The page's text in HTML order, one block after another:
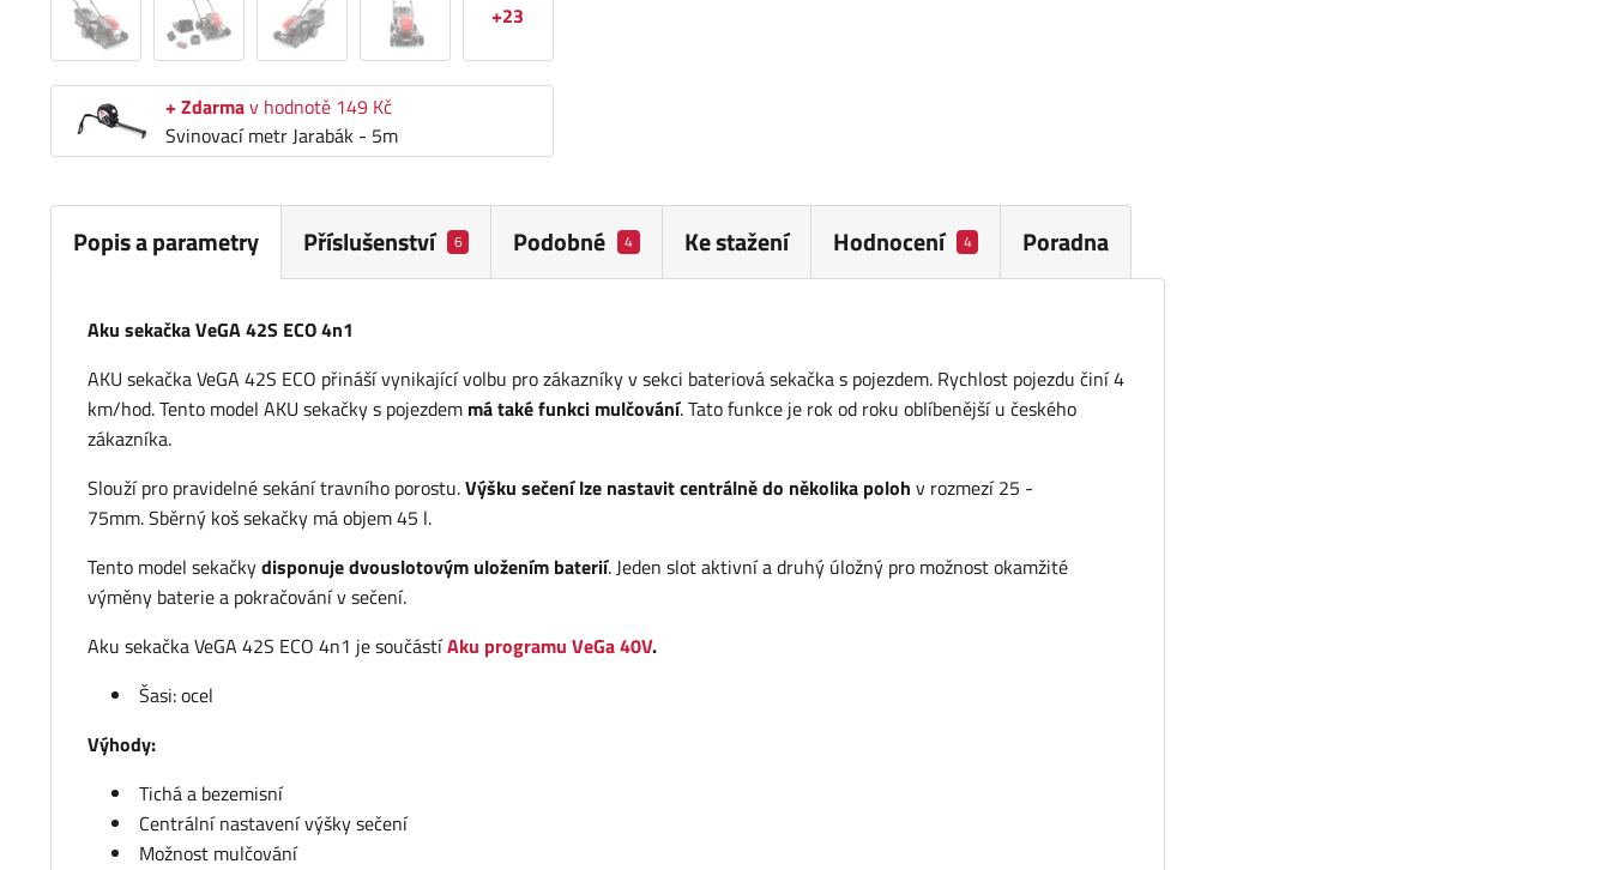
+23
+ Zdarmav hodnotě 149 Kč
Svinovací metr Jarabák - 5m
Popis a parametry Příslušenství 6 Podobné 4 Ke stažení Hodnocení 4 Poradna
Aku sekačka VeGA 42S ECO 4n1
AKU sekačka VeGA 42S ECO přináší vynikající volbu pro zákazníky v sekci bateriová sekačka s pojezdem. Rychlost pojezdu činí 4
km/hod. Tento model AKU sekačky s pojezdem má také funkci mulčování. Tato funkce je rok od roku oblíbenější u českého
zákazníka.
Slouží pro pravidelné sekání travního porostu.Výšku sečení lze nastavit centrálně do několika poloh v rozmezí 25 -
75mm. Sběrný koš sekačky má objem 45 l.
Tento model sekačkydisponuje dvouslotovým uložením baterií. Jeden slot aktivní a druhý úložný pro možnost okamžité
výměny baterie a pokračování v sečení.
Aku sekačka VeGA 42S ECO 4n1 je součástíAku programu VeGa 40V.
Šasi: ocel
Výhody:
Tichá a bezemisní
Centrální nastavení výšky sečení
Možnost mulčování